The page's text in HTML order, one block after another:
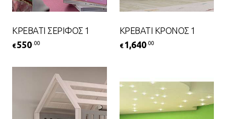
ΚΡΕΒΑΤΙ ΣΕΡΙΦΟΣ 1
€ 550 .00
ΚΡΕΒΑΤΙ ΚΡΟΝΟΣ 1
€ 1,640 .00